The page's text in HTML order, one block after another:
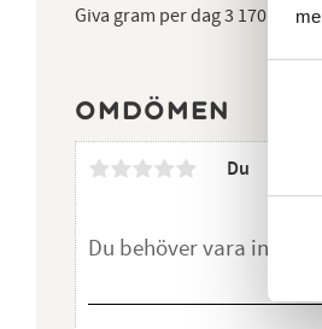
Giva gram per dag 3 170 5 270
Omdömen
Du